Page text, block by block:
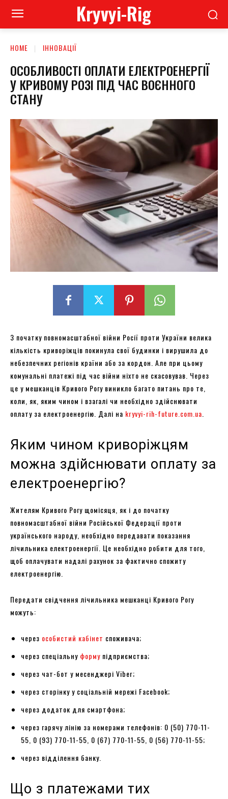
Kryvyi-Rig
HOME ІННОВАЦІЇ
ОСОБЛИВОСТІ ОПЛАТИ ЕЛЕКТРОЕНЕРГІЇ
У КРИВОМУ РОЗІ ПІД ЧАС ВОЄННОГО
СТАНУ
З початку повномасштабної війни Росії проти України велика
кількість криворіжців покинула свої будинки і вирушила до
небезпечних регіонів країни або за кордон. Але при цьому
комунальні платежі під час війни ніхто не скасовував. Через
це у мешканців Кривого Рогу виникло багато питань про те,
коли, як, яким чином і взагалі чи необхідно здійснювати
оплату за електроенергію. Далі на kryvyi-rih-future.com.ua
Яким чином криворіжцям
можна здійснювати оплату за
електроенергію?
Жителям Кривого Рогу щомісяця, як і до початку
повномасштабної війни Російської Федерації проти
українського народу, необхідно передавати показання
лічильника електроенергії. Це необхідно робити для того,
щоб оплачувати надалі рахунок за фактично спожиту
електроенергію.
Передати свідчення лічильника мешканці Кривого Рогу
можуть:
через особистий кабінет споживача;
через спеціальну форму підприємства;
через чат-бот у месенджері Viber;
через сторінку у соціальній мережі Facebook;
через додаток для смартфона;
через гарячу лінію за номерами телефонів: 0 (50) 770-11-
55, 0 (93) 770-11-55, 0 (67) 770-11-55, 0 (56) 770-11-55;
через відділення банку.
Що з платежами тих